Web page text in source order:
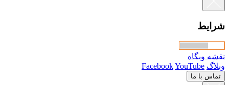
شرایط
نقشه وبگاه
وبلاگ
FacebookYouTube
تماس با ما